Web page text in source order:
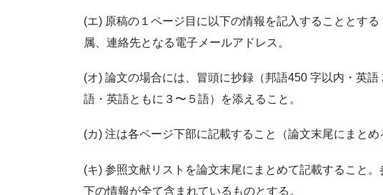
(エ) 原稿の１ページ目に以下の情報を記入することとす
属、連絡先となる電子メールアドレス。
(オ) 論文の場合には、冒頭に抄録（邦語450 字以内・英
語・英語ともに３〜５語）を添えること。
(カ) 注は各ページ下部に記載すること（論文末尾にまとめ
(キ) 参照文献リストを論文末尾にまとめて記載すること
下の情報が全て含まれているものとする。